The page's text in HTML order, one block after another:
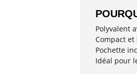
Polyvalent
Compact
Pochette
Idéal pour